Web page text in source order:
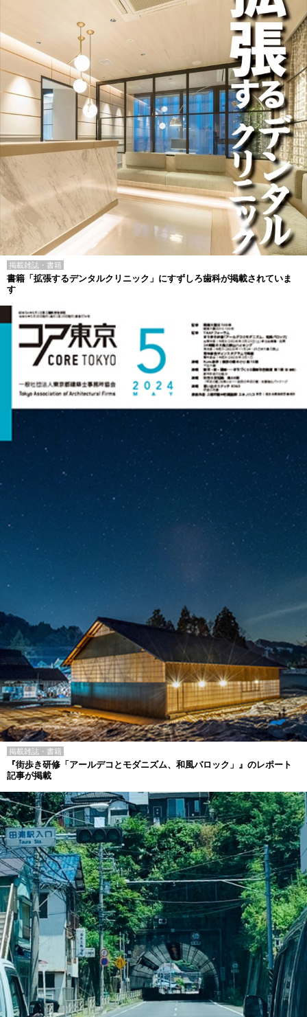
掲載雑誌・書籍
書籍「拡張するデンタルクリニック」にすずしろ歯科が掲載されていま
す
掲載雑誌・書籍
『街歩き研修「アールデコとモダニズム、和風バロック」』のレポート
記事が掲載